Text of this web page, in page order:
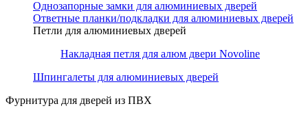
Однозапорные замки для алюминиевых дверей
Ответные планки/подкладки для алюминиевых дверей
Петли для алюминиевых дверей
Накладная петля для алюм двери Novoline
Шпингалеты для алюминиевых дверей
Фурнитура для дверей из ПВХ